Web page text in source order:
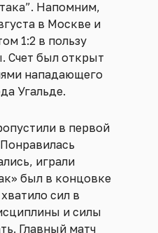
Напомним,
в Москве и
1:2 в пользу
Счет был открыт
нападающего
Угальде.
в первой
играли
был в концовке
сил в
и силы
Главный матч